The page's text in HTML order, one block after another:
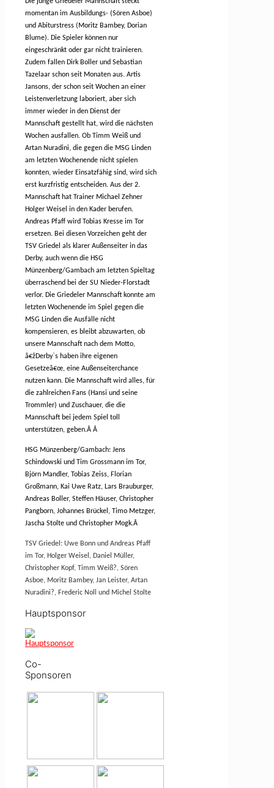
momentan im Ausbildungs- (Sören Asboe)
und Abiturstress (Moritz Bambey, Dorian
Blume). Die Spieler können nur
eingeschränkt oder gar nicht trainieren.
Zudem fallen Dirk Boller und Sebastian
Tazelaar schon seit Monaten aus. Artis
Jansons, der schon seit Wochen an einer
Leistenverletzung laboriert, aber sich
immer wieder in den Dienst der
Mannschaft gestellt hat, wird die nächsten
Wochen ausfallen. Ob Timm Weiß und
Artan Nuradini, die gegen die MSG Linden
am letzten Wochenende nicht spielen
konnten, wieder Einsatzfähig sind, wird sich
erst kurzfristig entscheiden. Aus der 2.
Mannschaft hat Trainer Michael Zehner
Holger Weisel in den Kader berufen.
Andreas Pfaff wird Tobias Kresse im Tor
ersetzen. Bei diesen Vorzeichen geht der
TSV Griedel als klarer Außenseiter in das
Derby, auch wenn die HSG
Münzenberg/Gambach am letzten Spieltag
überraschend bei der SU Nieder-Florstadt
verlor. Die Griedeler Mannschaft konnte am
letzten Wochenende im Spiel gegen die
MSG Linden die Ausfälle nicht
kompensieren, es bleibt abzuwarten, ob
unsere Mannschaft nach dem Motto,
â€žDerby`s haben ihre eigenen
Gesetzeâ€œ, eine Außenseiterchance
nutzen kann. Die Mannschaft wird alles, für
die zahlreichen Fans (Hansi und seine
Trommler) und Zuschauer, die die
Mannschaft bei jedem Spiel toll
unterstützen, geben.Â Â
HSG Münzenberg/Gambach: Jens
Schindowski und Tim Grossmann im Tor,
Björn Mandler, Tobias Zeiss, Florian
Großmann, Kai Uwe Ratz, Lars Brauburger,
Andreas Boller, Steffen Häuser, Christopher
Pangborn, Johannes Brückel, Timo Metzger,
Jascha Stolte und Christopher Mogk.Â
TSV Griedel: Uwe Bonn und Andreas Pfaff
im Tor, Holger Weisel, Daniel Müller,
Christopher Kopf, Timm Weiß?, Sören
Asboe, Moritz Bambey, Jan Leister, Artan
Nuradini?, Frederic Noll und Michel Stolte
Hauptsponsor
Co-
Sponsoren